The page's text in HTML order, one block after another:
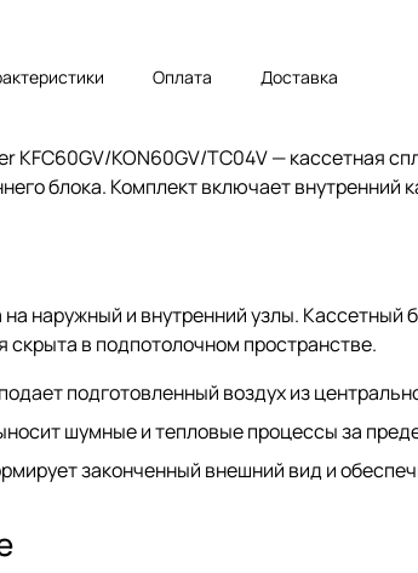
Оплата Доставка
KFC60GV/KON60GV/TC04V — кассетная
блока. Комплект включает
наружный и внутренний узлы. Кассетный
скрыта в подпотолочном пространстве.
подготовленный воздух из
шумные и тепловые процессы за
законченный внешний вид и